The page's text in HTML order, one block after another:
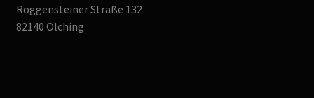
Roggensteiner Straße 132
82140 Olching